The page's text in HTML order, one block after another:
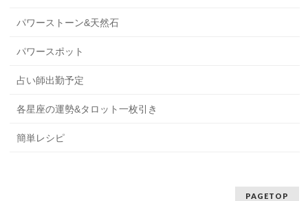
パワーストーン&天然石
パワースポット
占い師出勤予定
各星座の運勢&タロット一枚引き
簡単レシピ
PAGETOP